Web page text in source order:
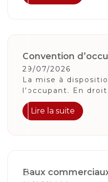
Convention
29/07/2026
La mise à
l’occupant. En droit
Lire la suite
Baux